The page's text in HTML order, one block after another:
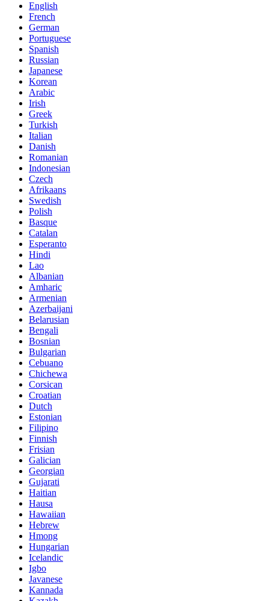
English
French
German
Portuguese
Spanish
Russian
Japanese
Korean
Arabic
Irish
Greek
Turkish
Italian
Danish
Romanian
Indonesian
Czech
Afrikaans
Swedish
Polish
Basque
Catalan
Esperanto
Hindi
Lao
Albanian
Amharic
Armenian
Azerbaijani
Belarusian
Bengali
Bosnian
Bulgarian
Cebuano
Chichewa
Corsican
Croatian
Dutch
Estonian
Filipino
Finnish
Frisian
Galician
Georgian
Gujarati
Haitian
Hausa
Hawaiian
Hebrew
Hmong
Hungarian
Icelandic
Igbo
Javanese
Kannada